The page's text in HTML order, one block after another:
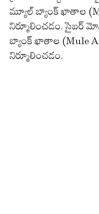
మ్యూల్ బ్యాంక్ ఖాతాల
నిర్మూలించడం. సైబర్
బ్యాంక్ ఖాతాల (Mule
నిర్మూలించడం.